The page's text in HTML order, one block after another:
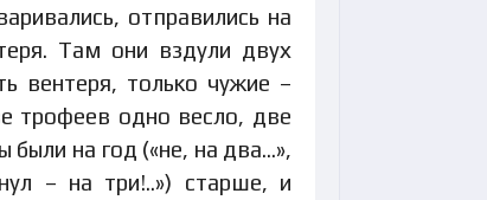
отправились на
Там они вздули двух
вентеря, только чужие –
трофеев одно весло, две
были на год («не, на два…»,
– на три!..») старше, и